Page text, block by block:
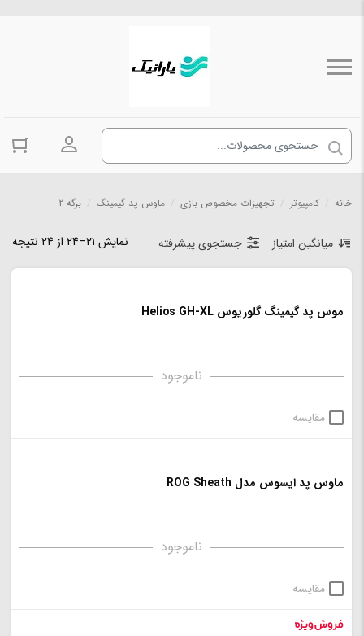
ورود به
خانه کامپیوتر تجهیزات مخصوص بازی ماوس پد گیمینگ برگه 2
نمایش 21–24 از 24 نتیجه میانگین امتیاز جستجوی پیشرفته
موس پد گیمینگ گلوریوس Helios GH-XL
ناموجود
مقایسه
ماوس پد ایسوس مدل ROG Sheath
ناموجود
مقایسه